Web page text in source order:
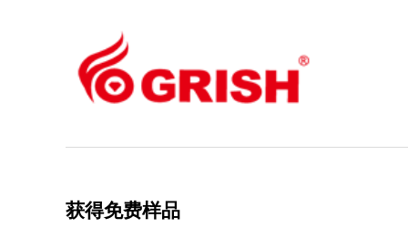
获得免费样品